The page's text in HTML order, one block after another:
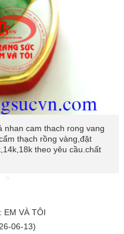
nhan cam thach rong vang
thạch rồng vàng,đặt
theo yêu cầu.chất
EM VÀ TÔI
06-13)